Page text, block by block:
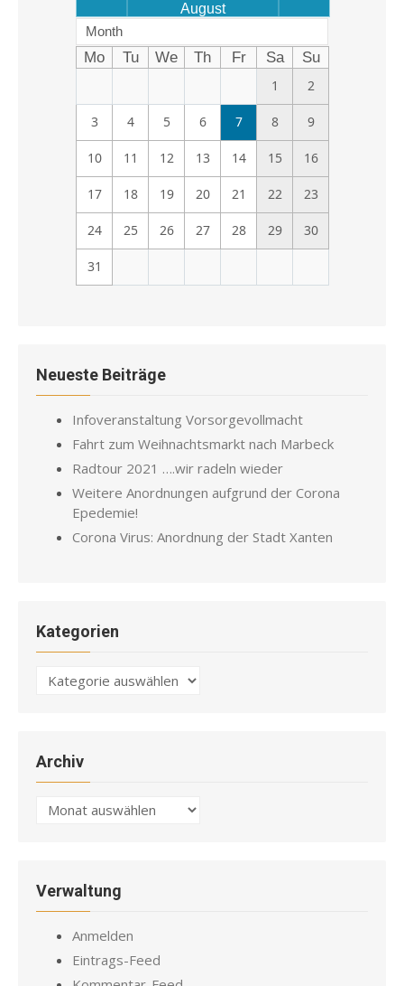
August
Month
Mo Tu We Th Fr Sa
Su
1
2
3 4 5 6 7 8 9
10 11 12 13 14 15 16
17 18 19 20 21 22 23
24 25 26 27 28 29 30
31
Neueste Beiträge
Infoveranstaltung Vorsorgevollmacht
Fahrt zum Weihnachtsmarkt nach Marbeck
Radtour 2021 ….wir radeln wieder
Weitere Anordnungen aufgrund der Corona
Epedemie!
Corona Virus: Anordnung der Stadt Xanten
Kategorien
Kategorien
Archiv
Archiv
Verwaltung
Anmelden
Eintrags-Feed